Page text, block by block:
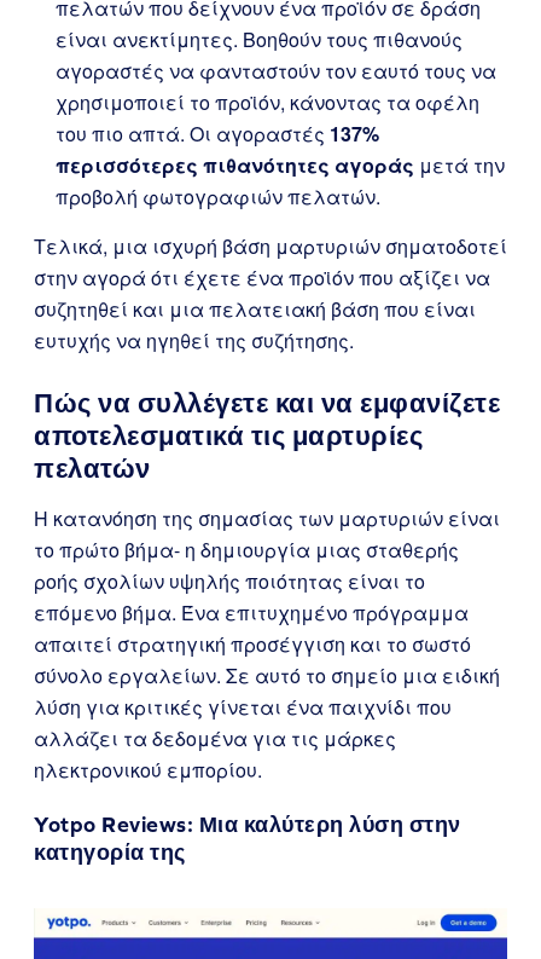
πελατών που δείχνουν ένα προϊόν σε δράση
είναι ανεκτίμητες. Βοηθούν τους πιθανούς
αγοραστές να φανταστούν τον εαυτό τους να
χρησιμοποιεί το προϊόν, κάνοντας τα οφέλη
του πιο απτά. Οι αγοραστές 137%
περισσότερες πιθανότητες αγοράς μετά την
προβολή φωτογραφιών πελατών.
Τελικά, μια ισχυρή βάση μαρτυριών σηματοδοτεί
στην αγορά ότι έχετε ένα προϊόν που αξίζει να
συζητηθεί και μια πελατειακή βάση που είναι
ευτυχής να ηγηθεί της συζήτησης.
Πώς να συλλέγετε και να εμφανίζετε
αποτελεσματικά τις μαρτυρίες
πελατών
Η κατανόηση της σημασίας των μαρτυριών είναι
το πρώτο βήμα- η δημιουργία μιας σταθερής
ροής σχολίων υψηλής ποιότητας είναι το
επόμενο βήμα. Ένα επιτυχημένο πρόγραμμα
απαιτεί στρατηγική προσέγγιση και το σωστό
σύνολο εργαλείων. Σε αυτό το σημείο μια ειδική
λύση για κριτικές γίνεται ένα παιχνίδι που
αλλάζει τα δεδομένα για τις μάρκες
ηλεκτρονικού εμπορίου.
Yotpo Reviews: Μια καλύτερη λύση στην
κατηγορία της